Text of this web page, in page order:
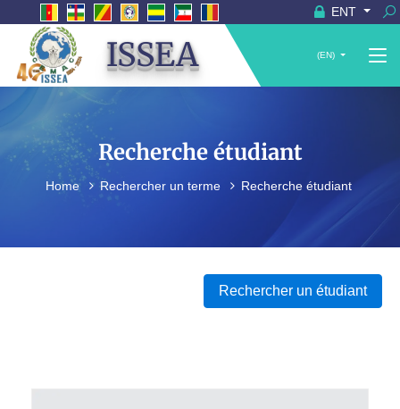
ENT
ISSEA (EN)
Recherche étudiant
Home Rechercher un terme Recherche étudiant
Rechercher un étudiant